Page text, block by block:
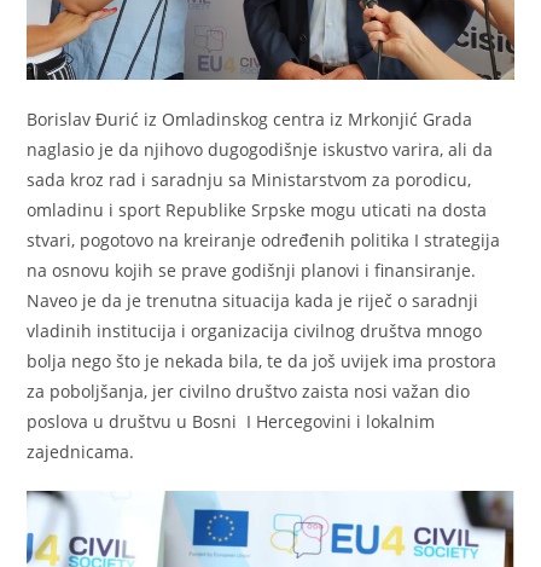
Borislav Đurić iz Omladinskog centra iz Mrkonjić Grada
naglasio je da njihovo dugogodišnje iskustvo varira, ali da
sada kroz rad i saradnju sa Ministarstvom za porodicu,
omladinu i sport Republike Srpske mogu uticati na dosta
stvari, pogotovo na kreiranje određenih politika I strategija
na osnovu kojih se prave godišnji planovi i finansiranje.
Naveo je da je trenutna situacija kada je riječ o saradnji
vladinih institucija i organizacija civilnog društva mnogo
bolja nego što je nekada bila, te da još uvijek ima prostora
za poboljšanja, jer civilno društvo zaista nosi važan dio
poslova u društvu u Bosni I Hercegovini i lokalnim
zajednicama.